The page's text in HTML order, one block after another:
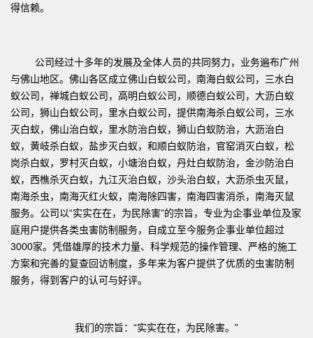
得信赖。
公司经过十多年的发展及全体人员的共同努力，业务遍布广州
与佛山地区。佛山各区成立佛山白蚁公司，南海白蚁公司，三水白
蚁公司，禅城白蚁公司，高明白蚁公司，顺德白蚁公司，大沥白蚁
公司，狮山白蚁公司，里水白蚁公司，提供南海杀白蚁公司，三水
灭白蚁，佛山治白蚁，里水防治白蚁，狮山白蚁防治，大沥治白
蚁，黄岐杀白蚁，盐步灭白蚁，和顺白蚁防治，官窑消灭白蚁，松
岗杀白蚁，罗村灭白蚁，小塘治白蚁，丹灶白蚁防治，金沙防治白
蚁，西樵杀灭白蚁，九江灭治白蚁，沙头治白蚁，大沥杀虫灭鼠，
南海杀虫，南海灭红火蚁，南海除四害，南海四害消杀，南海灭鼠
服务。公司以“实实在在，为民除害”的宗旨，专业为企事业单位及家
庭用户提供各类虫害防制服务，自成立至今服务企事业单位超过
3000家。凭借雄厚的技术力量、科学规范的操作管理、严格的施工
方案和完善的复查回访制度，多年来为客户提供了优质的虫害防制
服务，得到客户的认可与好评。
我们的宗旨：“实实在在，为民除害。”